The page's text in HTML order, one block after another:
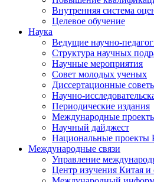
Внутренняя система
Целевое обучение
Наука
Ведущие научно-
Структура научных
Научные мероприятия
Совет молодых ученых
Диссертационные
Научно-
Периодические издания
Международные
Научный дайджест
Национальные проекты
Международные связи
Управление
Центр изучения Китая и